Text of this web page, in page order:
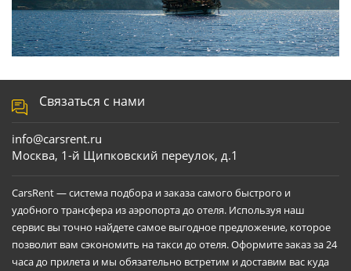
Связаться с нами
info@carsrent.ru
Москва, 1-й Щипковский переулок, д.1
CarsRent — система подбора и заказа самого быстрого и
удобного трансфера из аэропорта до отеля. Используя наш
сервис вы точно найдете самое выгодное предложение, которое
позволит вам сэкономить на такси до отеля. Оформите заказ за 24
часа до прилета и мы обязательно встретим и доставим вас куда